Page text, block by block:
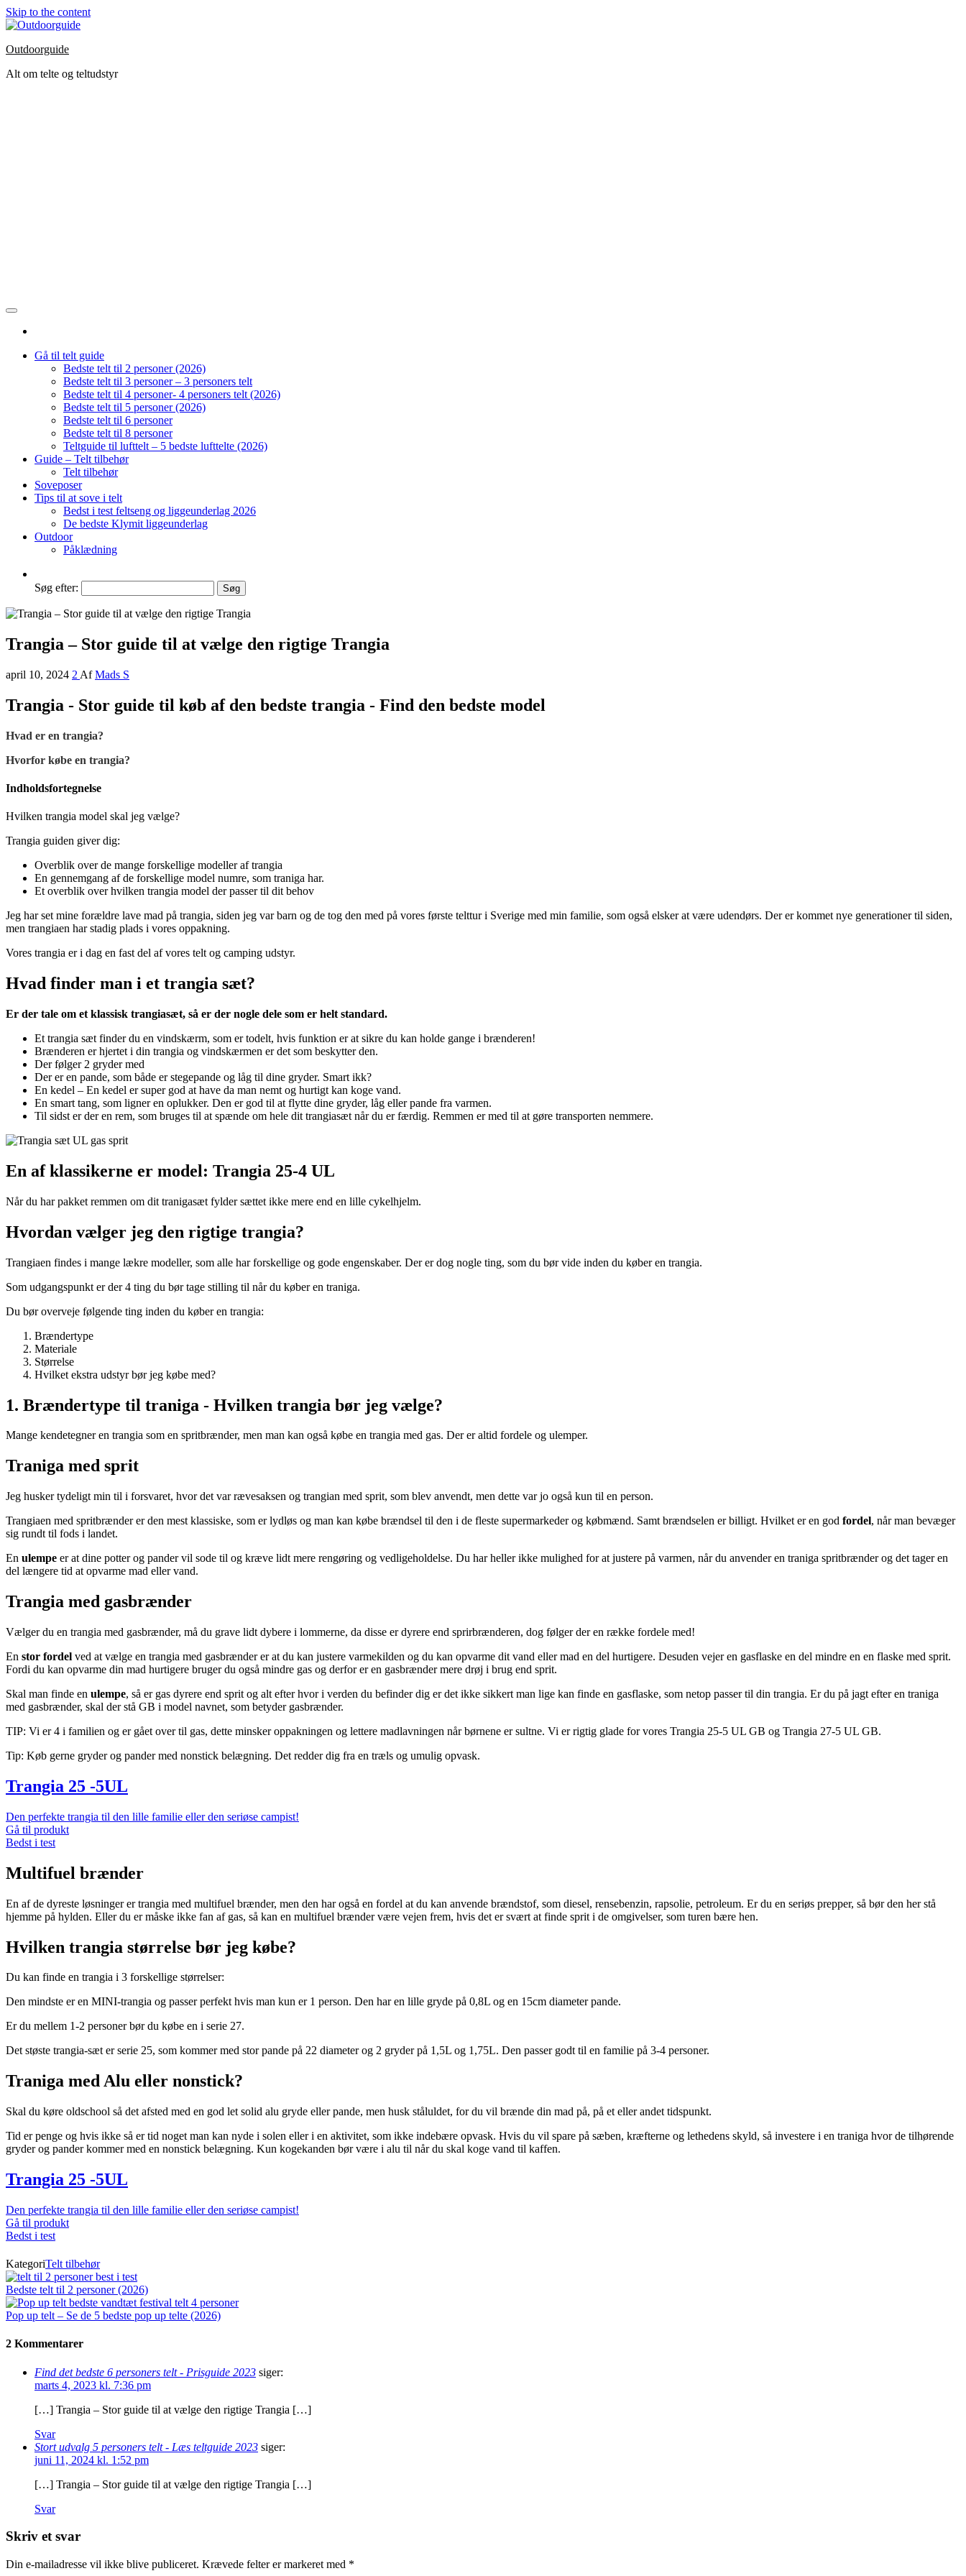
Skip to the content
Outdoorguide
Alt om telte og teltudstyr
Gå til telt guide
Bedste telt til 2 personer (2026)
Bedste telt til 3 personer – 3 personers telt
Bedste telt til 4 personer- 4 personers telt (2026)
Bedste telt til 5 personer (2026)
Bedste telt til 6 personer
Bedste telt til 8 personer
Teltguide til lufttelt – 5 bedste lufttelte (2026)
Guide – Telt tilbehør
Telt tilbehør
Soveposer
Tips til at sove i telt
Bedst i test feltseng og liggeunderlag 2026
De bedste Klymit liggeunderlag
Outdoor
Påklædning
Søg efter:
Trangia – Stor guide til at vælge den rigtige Trangia
april 10, 2024 2 Af Mads S
Trangia - Stor guide til køb af den bedste trangia - Find den bedste model
Hvad er en trangia?
Hvorfor købe en trangia?
Indholdsfortegnelse
Hvilken trangia model skal jeg vælge?
Trangia guiden giver dig:
Overblik over de mange forskellige modeller af trangia
En gennemgang af de forskellige model numre, som traniga har.
Et overblik over hvilken trangia model der passer til dit behov
Jeg har set mine forældre lave mad på trangia, siden jeg var barn og de tog den med på vores første telttur i Sverige med min familie, som også elsker at være udendørs. Der er kommet nye generationer til siden,
men trangiaen har stadig plads i vores oppakning.
Vores trangia er i dag en fast del af vores telt og camping udstyr.
Hvad finder man i et trangia sæt?
Er der tale om et klassisk trangiasæt, så er der nogle dele som er helt standard.
Et trangia sæt finder du en vindskærm, som er todelt, hvis funktion er at sikre du kan holde gange i brænderen!
Brænderen er hjertet i din trangia og vindskærmen er det som beskytter den.
Der følger 2 gryder med
Der er en pande, som både er stegepande og låg til dine gryder. Smart ikk?
En kedel – En kedel er super god at have da man nemt og hurtigt kan koge vand.
En smart tang, som ligner en oplukker. Den er god til at flytte dine gryder, låg eller pande fra varmen.
Til sidst er der en rem, som bruges til at spænde om hele dit trangiasæt når du er færdig. Remmen er med til at gøre transporten nemmere.
En af klassikerne er model: Trangia 25-4 UL
Når du har pakket remmen om dit tranigasæt fylder sættet ikke mere end en lille cykelhjelm.
Hvordan vælger jeg den rigtige trangia?
Trangiaen findes i mange lækre modeller, som alle har forskellige og gode engenskaber. Der er dog nogle ting, som du bør vide inden du køber en trangia.
Som udgangspunkt er der 4 ting du bør tage stilling til når du køber en traniga.
Du bør overveje følgende ting inden du køber en trangia:
Brændertype
Materiale
Størrelse
Hvilket ekstra udstyr bør jeg købe med?
1. Brændertype til traniga - Hvilken trangia bør jeg vælge?
Mange kendetegner en trangia som en spritbrænder, men man kan også købe en trangia med gas. Der er altid fordele og ulemper.
Traniga med sprit
Jeg husker tydeligt min til i forsvaret, hvor det var rævesaksen og trangian med sprit, som blev anvendt, men dette var jo også kun til en person.
Trangiaen med spritbrænder er den mest klassiske, som er lydløs og man kan købe brændsel til den i de fleste supermarkeder og købmænd. Samt brændselen er billigt. Hvilket er en god fordel, når man bevæger
sig rundt til fods i landet.
En ulempe er at dine potter og pander vil sode til og kræve lidt mere rengøring og vedligeholdelse. Du har heller ikke mulighed for at justere på varmen, når du anvender en traniga spritbrænder og det tager en
del længere tid at opvarme mad eller vand.
Trangia med gasbrænder
Vælger du en trangia med gasbrænder, må du grave lidt dybere i lommerne, da disse er dyrere end sprirbrænderen, dog følger der en række fordele med!
En stor fordel ved at vælge en trangia med gasbrænder er at du kan justere varmekilden og du kan opvarme dit vand eller mad en del hurtigere. Desuden vejer en gasflaske en del mindre en en flaske med sprit.
Fordi du kan opvarme din mad hurtigere bruger du også mindre gas og derfor er en gasbrænder mere drøj i brug end sprit.
Skal man finde en ulempe, så er gas dyrere end sprit og alt efter hvor i verden du befinder dig er det ikke sikkert man lige kan finde en gasflaske, som netop passer til din trangia. Er du på jagt efter en traniga
med gasbrænder, skal der stå GB i model navnet, som betyder gasbrænder.
TIP: Vi er 4 i familien og er gået over til gas, dette minsker oppakningen og lettere madlavningen når børnene er sultne. Vi er rigtig glade for vores Trangia 25-5 UL GB og Trangia 27-5 UL GB.
Tip: Køb gerne gryder og pander med nonstick belægning. Det redder dig fra en træls og umulig opvask.
Trangia 25 -5UL
Den perfekte trangia til den lille familie eller den seriøse campist!
Gå til produkt
Bedst i test
Multifuel brænder
En af de dyreste løsninger er trangia med multifuel brænder, men den har også en fordel at du kan anvende brændstof, som diesel, rensebenzin, rapsolie, petroleum. Er du en seriøs prepper, så bør den her stå
hjemme på hylden. Eller du er måske ikke fan af gas, så kan en multifuel brænder være vejen frem, hvis det er svært at finde sprit i de omgivelser, som turen bære hen.
Hvilken trangia størrelse bør jeg købe?
Du kan finde en trangia i 3 forskellige størrelser:
Den mindste er en MINI-trangia og passer perfekt hvis man kun er 1 person. Den har en lille gryde på 0,8L og en 15cm diameter pande.
Er du mellem 1-2 personer bør du købe en i serie 27.
Det støste trangia-sæt er serie 25, som kommer med stor pande på 22 diameter og 2 gryder på 1,5L og 1,75L. Den passer godt til en familie på 3-4 personer.
Traniga med Alu eller nonstick?
Skal du køre oldschool så det afsted med en god let solid alu gryde eller pande, men husk ståluldet, for du vil brænde din mad på, på et eller andet tidspunkt.
Tid er penge og hvis ikke så er tid noget man kan nyde i solen eller i en aktivitet, som ikke indebære opvask. Hvis du vil spare på sæben, kræfterne og lethedens skyld, så investere i en traniga hvor de tilhørende
gryder og pander kommer med en nonstick belægning. Kun kogekanden bør være i alu til når du skal koge vand til kaffen.
Trangia 25 -5UL
Den perfekte trangia til den lille familie eller den seriøse campist!
Gå til produkt
Bedst i test
KategoriTelt tilbehør
Bedste telt til 2 personer (2026)
Pop up telt – Se de 5 bedste pop up telte (2026)
2 Kommentarer
Find det bedste 6 personers telt - Prisguide 2023 siger:
marts 4, 2023 kl. 7:36 pm
[…] Trangia – Stor guide til at vælge den rigtige Trangia […]
Svar
Stort udvalg 5 personers telt - Læs teltguide 2023 siger:
juni 11, 2024 kl. 1:52 pm
[…] Trangia – Stor guide til at vælge den rigtige Trangia […]
Svar
Skriv et svar
Din e-mailadresse vil ikke blive publiceret. Krævede felter er markeret med *